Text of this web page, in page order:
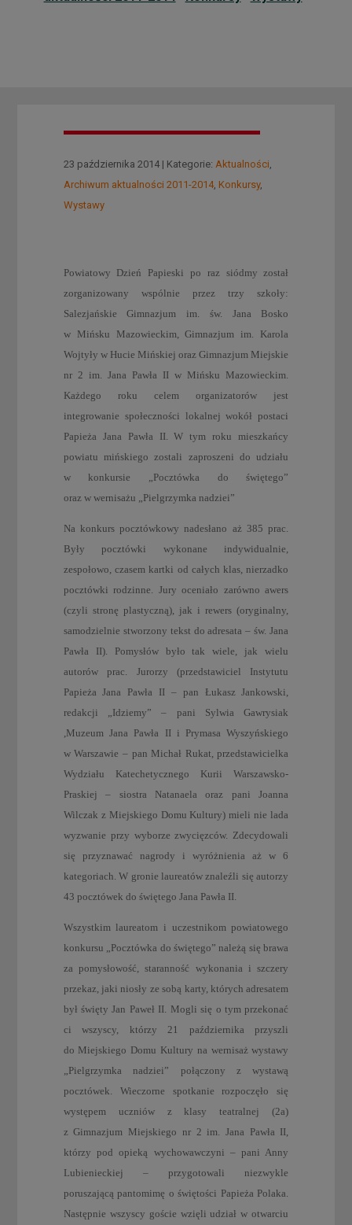
23 października 2014 | Kategorie: Aktualności
Archiwum aktualności 2011-2014, Konkursy,
Wystawy
Powiatowy Dzień Papieski po raz siódmy został
zorganizowany wspólnie przez trzy szkoły:
Salezjańskie Gimnazjum im. św. Jana Bosko
w Mińsku Mazowieckim, Gimnazjum im. Karola
Wojtyły w Hucie Mińskiej oraz Gimnazjum Miejskie
nr 2 im. Jana Pawła II w Mińsku Mazowieckim.
Każdego roku celem organizatorów jest
integrowanie społeczności lokalnej wokół postaci
Papieża Jana Pawła II. W tym roku mieszkańcy
powiatu mińskiego zostali zaproszeni do udziału
w konkursie „Pocztówka do świętego”
oraz w wernisażu „Pielgrzymka nadziei”
Na konkurs pocztówkowy nadesłano aż 385 prac.
Były pocztówki wykonane indywidualnie,
zespołowo, czasem kartki od całych klas, nierzadko
pocztówki rodzinne. Jury oceniało zarówno awers
(czyli stronę plastyczną), jak i rewers (oryginalny,
samodzielnie stworzony tekst do adresata – św. Jana
Pawła II). Pomysłów było tak wiele, jak wielu
autorów prac. Jurorzy (przedstawiciel Instytutu
Papieża Jana Pawła II – pan Łukasz Jankowski,
redakcji „Idziemy” – pani Sylwia Gawrysiak
,Muzeum Jana Pawła II i Prymasa Wyszyńskiego
w Warszawie – pan Michał Rukat, przedstawicielka
Wydziału Katechetycznego Kurii Warszawsko-
Praskiej – siostra Natanaela oraz pani Joanna
Wilczak z Miejskiego Domu Kultury) mieli nie lada
wyzwanie przy wyborze zwycięzców. Zdecydowali
się przyznawać nagrody i wyróżnienia aż w 6
kategoriach. W gronie laureatów znaleźli się autorzy
43 pocztówek do świętego Jana Pawła II.
Wszystkim laureatom i uczestnikom powiatowego
konkursu „Pocztówka do świętego” należą się brawa
za pomysłowość, staranność wykonania i szczery
przekaz, jaki niosły ze sobą karty, których adresatem
był święty Jan Paweł II. Mogli się o tym przekonać
ci wszyscy, którzy 21 października przyszli
do Miejskiego Domu Kultury na wernisaż wystawy
„Pielgrzymka nadziei” połączony z wystawą
pocztówek. Wieczorne spotkanie rozpoczęło się
występem uczniów z klasy teatralnej (2a)
z Gimnazjum Miejskiego nr 2 im. Jana Pawła II,
którzy pod opieką wychowawczyni – pani Anny
Lubienieckiej – przygotowali niezwykle
poruszającą pantomimę o świętości Papieża Polaka.
Następnie wszyscy goście wzięli udział w otwarciu